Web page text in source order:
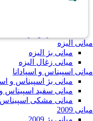
میانی الیزه
میانی بژ الیزه
میانی زغال الیزه
میانی اسپیناس و اسپادانا
میانی بژ اسپیناس و
میانی سفید اسپیناس و
میانی مشکی اسپیناس
میانی 2009
میانی بژ 2009